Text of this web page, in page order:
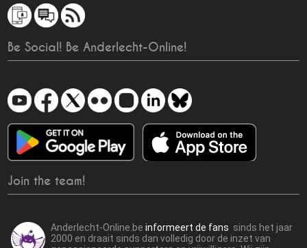
Be Social! Be Anderlecht-Online!
Join the team!
Anderlecht-Online.beinformeert de fans sinds het jaar
2000 en draait sinds dan volledig door de inzet van